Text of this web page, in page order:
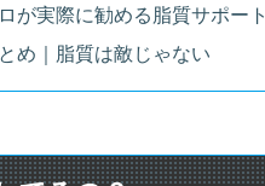
が実際に勧める脂質サポート
め｜脂質は敵じゃない